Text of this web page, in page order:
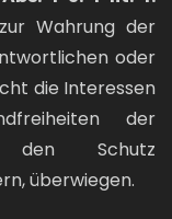
Wahrung der
oder
die Interessen
der
den Schutz
überwiegen.